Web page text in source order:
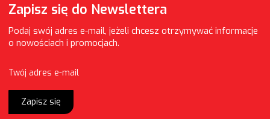
Zapisz się do Newslettera
Podaj swój adres e-mail, jeżeli chcesz otrzymywać informacje
o nowościach i promocjach.
Twój adres e-mail
Zapisz się